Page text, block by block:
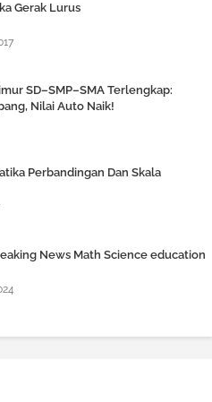
Gerak Lurus
SD–SMP–SMA Terlengkap:
Nilai Auto Naik!
Perbandingan Dan Skala
News Math Science education